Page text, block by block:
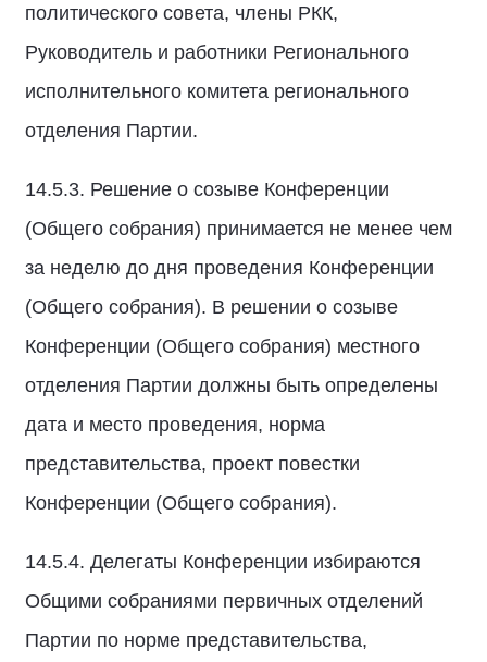
политического совета, члены РКК,
Руководитель и работники Регионального
исполнительного комитета регионального
отделения Партии.
14.5.3. Решение о созыве Конференции
(Общего собрания) принимается не менее чем
за неделю до дня проведения Конференции
(Общего собрания). В решении о созыве
Конференции (Общего собрания) местного
отделения Партии должны быть определены
дата и место проведения, норма
представительства, проект повестки
Конференции (Общего собрания).
14.5.4. Делегаты Конференции избираются
Общими собраниями первичных отделений
Партии по норме представительства,